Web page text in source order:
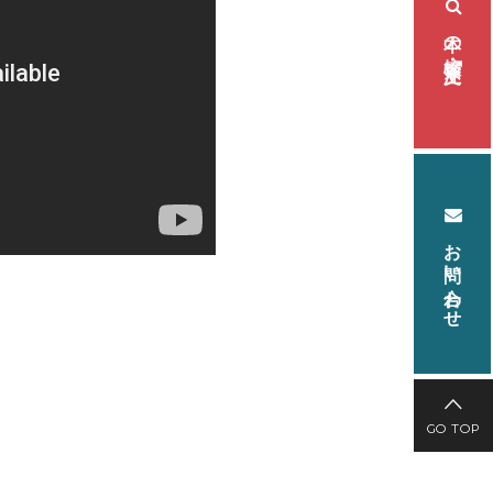
本の検索・注文
お問い合わせ
GO TOP